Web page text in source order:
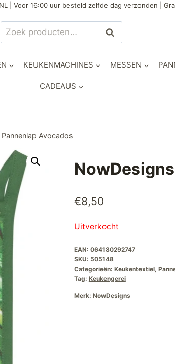
| Voor 16:00 uur besteld zelfde dag verzonden |
Zoeken
naar:
Zoeken
KEUKENMACHINES MESSEN
CADEAUS
Avocados
€8,50
Uitverkocht
EAN: 064180292747
SKU: 505148
Categorieën: Keukentextiel,
Tag: Keukengerei
Merk: NowDesigns